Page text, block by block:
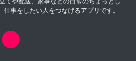
事をしたい人をつなげるアプリです。